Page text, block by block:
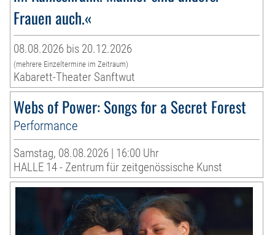
Frauen auch.«
08.08.2026 bis 20.12.2026
(mehrere Einzeltermine im Zeitraum)
Kabarett-Theater Sanftwut
Webs of Power: Songs for a Secret Forest
Performance
Samstag, 08.08.2026 | 16:00 Uhr
HALLE 14 - Zentrum für zeitgenössische Kunst